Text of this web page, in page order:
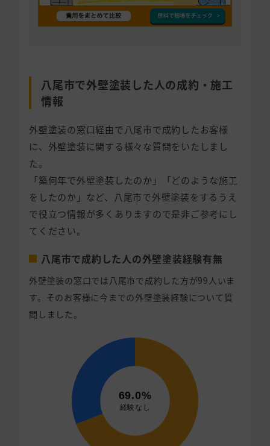
八尾市で外壁塗装した人の成約・施工
情報
外壁塗装の窓口経由で八尾市で成約したお客様
に、外壁塗装に関する様々な質問をいたしまし
た。
「築何年で外壁塗装したのか」「どのような施工
をしたのか」など、八尾市で外壁塗装をするうえ
で役立つ情報が多くありますので是非ご参考にし
てください。
八尾市で成約した人の外壁塗装経験有無
外壁塗装の窓口では八尾市で成約した方が99人いま
す。そのお客様に今までの外壁塗装経験について質
問しました。